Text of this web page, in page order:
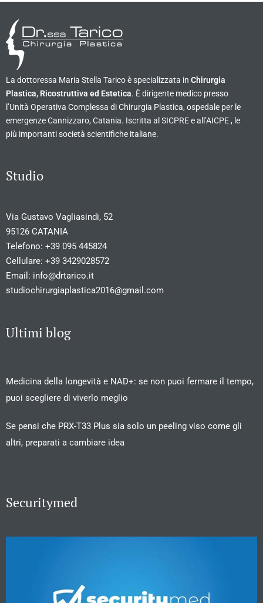
La dottoressa Maria Stella Tarico è specializzata in Chirurgia
Plastica, Ricostruttiva ed Estetica. È dirigente medico presso
l’Unità Operativa Complessa di Chirurgia Plastica, ospedale per le
emergenze Cannizzaro, Catania. Iscritta al SICPRE e all’AICPE , le
più importanti società scientifiche italiane.
Studio
Via Gustavo Vagliasindi, 52
95126 CATANIA
Telefono: +39 095 445824
Cellulare: +39 3429028572
Email: info@drtarico.it
studiochirurgiaplastica2016@gmail.com
Ultimi blog
Medicina della longevità e NAD+: se non puoi fermare il tempo,
puoi scegliere di viverlo meglio
Se pensi che PRX-T33 Plus sia solo un peeling viso come gli
altri, preparati a cambiare idea
Securitymed